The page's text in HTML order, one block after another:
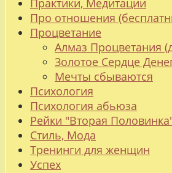
Практики, Медитации
Про отношения
Процветание
Алмаз Процветания
Золотое Сердце
Мечты сбываются
Психология
Психология абьюза
Рейки "Вторая
Стиль, Мода
Тренинги для женщин
Успех